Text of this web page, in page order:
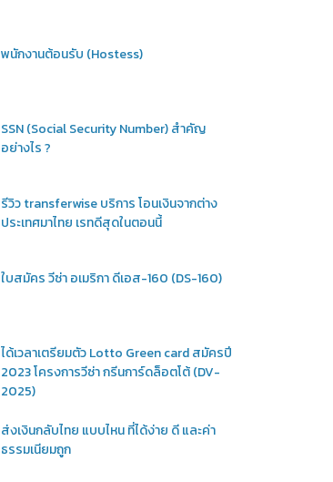
พนักงานต้อนรับ (Hostess)
SSN (Social Security Number) สำคัญ
อย่างไร ?
รีวิว transferwise บริการ โอนเงินจากต่าง
ประเทศมาไทย เรทดีสุดในตอนนี้
ใบสมัคร วีซ่า อเมริกา ดีเอส-160 (DS-160)
ได้เวลาเตรียมตัว Lotto Green card สมัครปี
2023 โครงการวีซ่า กรีนการ์ดล็อตโต้ (DV-
2025)
ส่งเงินกลับไทย แบบไหน ที่ได้ง่าย ดี และค่า
ธรรมเนียมถูก